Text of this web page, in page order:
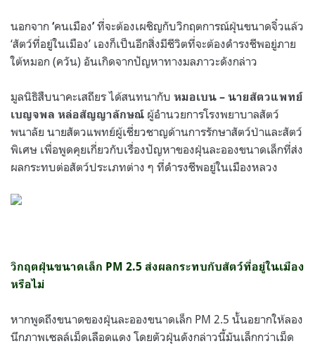
นอกจาก ‘คนเมือง’ที่จะต้องเผชิญกับวิกฤตการณ์ฝุ่นขนาดจิ๋วแล้ว
‘สัตว์ที่อยู่ในเมือง’ เองก็เป็นอีกสิ่งมีชีวิตที่จะต้องดำรงชีพอยู่ภาย
ใต้หมอก (ควัน) อันเกิดจากปัญหาทางมลภาวะดังกล่าว
มูลนิธิสืบนาคะเสถียร ได้สนทนากับ หมอเบน – นายสัตวแพทย์
เบญจพล หล่อสัญญาลักษณ์ ผู้อำนวยการโรงพยาบาลสัตว์
พนาลัย นายสัตวแพทย์ผู้เชี่ยวชาญด้านการรักษาสัตว์ป่าและสัตว์
พิเศษ เพื่อพูดคุยเกี่ยวกับเรื่องปัญหาของฝุ่นละอองขนาดเล็กที่ส่ง
ผลกระทบต่อสัตว์ประเภทต่าง ๆ ที่ดำรงชีพอยู่ในเมืองหลวง
วิกฤตฝุ่นขนาดเล็ก PM 2.5 ส่งผลกระทบกับสัตว์ที่อยู่ในเมือง
หรือไม่
หากพูดถึงขนาดของฝุ่นละอองขนาดเล็ก PM 2.5 นั้นอยากให้ลอง
นึกภาพเซลล์เม็ดเลือดแดง โดยตัวฝุ่นดังกล่าวนี้มันเล็กกว่าเม็ด